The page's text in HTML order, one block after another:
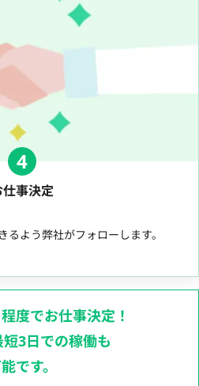
4
仕事決定
よう弊社がフォローします。
度でお仕事決定！
3日での稼働も
です。